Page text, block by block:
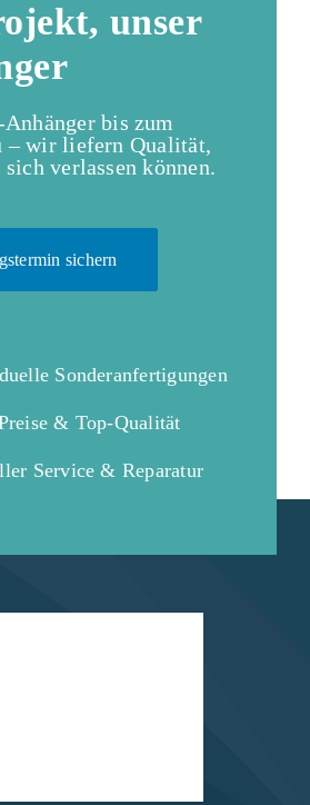
unser
bis zum
– wir liefern Qualität,
verlassen können.
sichern
Sonderanfertigungen
& Top-Qualität
Service & Reparatur